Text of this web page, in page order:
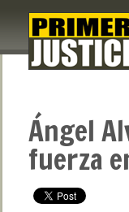
Ángel
fuerza